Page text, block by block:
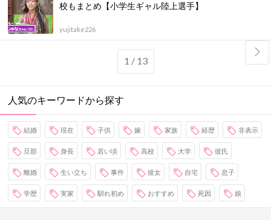
校もまとめ【小学生ギャル陸上選手】
yujitake226
1 / 13
人気のキーワードから探す
結婚 現在 子供 嫁 家族 経歴 非表示
旦那 身長 若い頃 高校 大学 彼氏
離婚 生い立ち 事件 彼女 自宅 息子
学歴 実家 馴れ初め おすすめ 死因 娘